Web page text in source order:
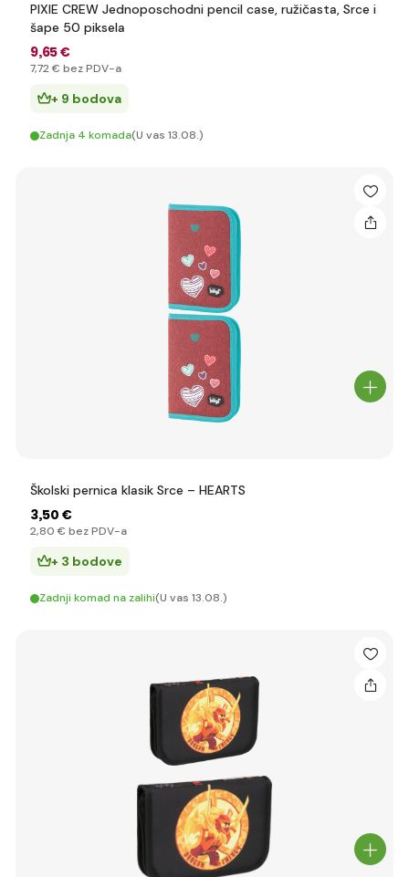
PIXIE CREW Jednoposchodni pencil case, ružičasta, Srce i
šape 50 piksela
9,65 €
7,72 € bez PDV-a
+ 9 bodova
Zadnja 4 komada(U vas 13.08.)
Školski pernica klasik Srce – HEARTS
3,50 €
2,80 € bez PDV-a
+ 3 bodove
Zadnji komad na zalihi(U vas 13.08.)